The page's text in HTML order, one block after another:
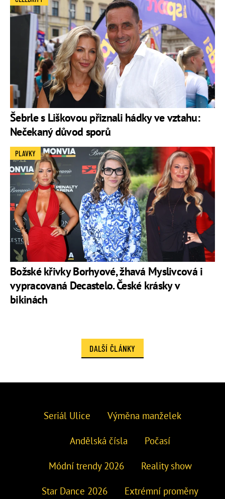
Šebrle s Liškovou přiznali hádky ve vztahu:
Nečekaný důvod sporů
Božské křivky Borhyové, žhavá Myslivcová i
vypracovaná Decastelo. České krásky v
bikinách
PLAVKY
DALŠÍ ČLÁNKY
Seriál Ulice Výměna manželek
Andělská čísla Počasí
Módní trendy 2026 Reality show
Star Dance 2026 Extrémní proměny